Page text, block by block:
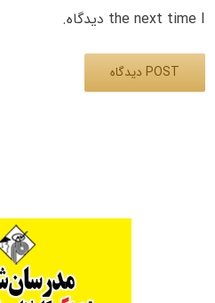
the next time I دیدگاه.